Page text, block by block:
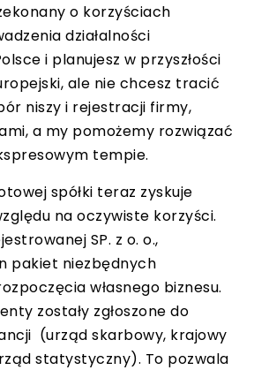
o korzyściach
działalności
i planujesz w przyszłości
ale nie chcesz tracić
niszy i rejestracji firmy,
a my pomożemy rozwiązać
tempie.
spółki teraz zyskuje
na oczywiste korzyści.
SP. z o. o.,
pakiet niezbędnych
własnego biznesu.
zostały zgłoszone do
(urząd skarbowy, krajowy
statystyczny). To pozwala